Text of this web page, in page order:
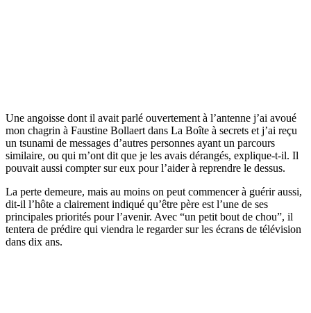
Une angoisse dont il avait parlé ouvertement à l’antenne j’ai avoué
mon chagrin à Faustine Bollaert dans La Boîte à secrets et j’ai reçu
un tsunami de messages d’autres personnes ayant un parcours
similaire, ou qui m’ont dit que je les avais dérangés, explique-t-il. Il
pouvait aussi compter sur eux pour l’aider à reprendre le dessus.
La perte demeure, mais au moins on peut commencer à guérir aussi,
dit-il l’hôte a clairement indiqué qu’être père est l’une de ses
principales priorités pour l’avenir. Avec “un petit bout de chou”, il
tentera de prédire qui viendra le regarder sur les écrans de télévision
dans dix ans.